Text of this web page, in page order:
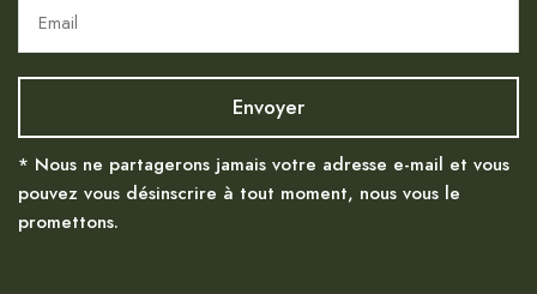
* Nous ne partagerons jamais votre adresse e-mail et vous
pouvez vous désinscrire à tout moment, nous vous le
promettons.